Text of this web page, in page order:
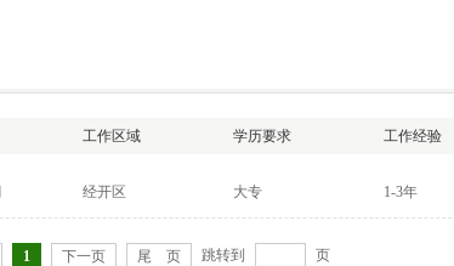
工作区域 学历要求 工作经验
经开区 大专 1-3年
1 下一页 尾 页 跳转到 页